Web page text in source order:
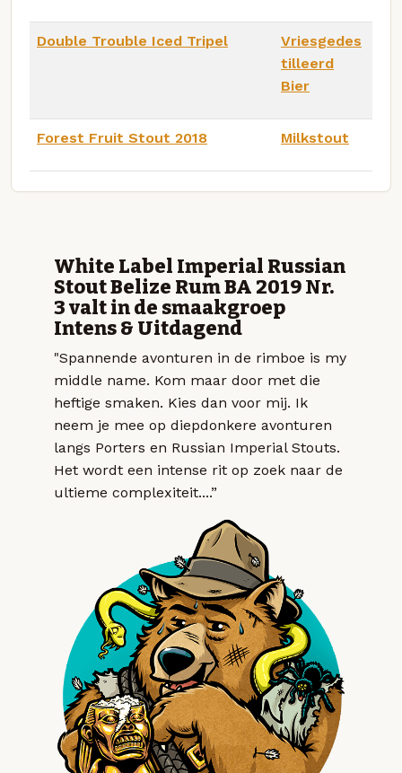
Double Trouble Iced Tripel
Vriesgedes
tilleerd
Bier
Forest Fruit Stout 2018 Milkstout
White Label Imperial Russian
Stout Belize Rum BA 2019 Nr.
3 valt in de smaakgroep
Intens & Uitdagend
"Spannende avonturen in de rimboe is my
middle name. Kom maar door met die
heftige smaken. Kies dan voor mij. Ik
neem je mee op diepdonkere avonturen
langs Porters en Russian Imperial Stouts.
Het wordt een intense rit op zoek naar de
ultieme complexiteit....”